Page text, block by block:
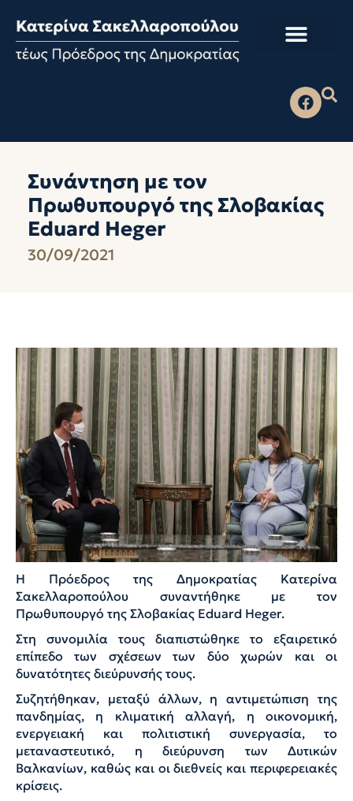
Συνάντηση με τον
Πρωθυπουργό της Σλοβακίας
Eduard Heger
30/09/2021
Η Πρόεδρος της Δημοκρατίας Κατερίνα
Σακελλαροπούλου συναντήθηκε με τον
Πρωθυπουργό της Σλοβακίας Eduard Heger.
Στη συνομιλία τους διαπιστώθηκε το εξαιρετικό
επίπεδο των σχέσεων των δύο χωρών και οι
δυνατότητες διεύρυνσής τους.
Συζητήθηκαν, μεταξύ άλλων, η αντιμετώπιση της
πανδημίας, η κλιματική αλλαγή, η οικονομική,
ενεργειακή και πολιτιστική συνεργασία, το
μεταναστευτικό, η διεύρυνση των Δυτικών
Βαλκανίων, καθώς και οι διεθνείς και περιφερειακές
κρίσεις.